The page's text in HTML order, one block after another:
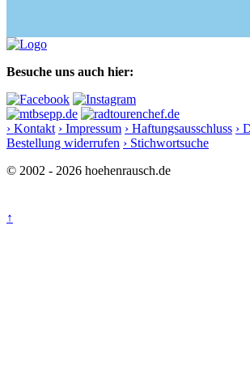
Besuche uns auch hier:
› Kontakt › Impressum › Haftungsausschluss ›
Bestellung widerrufen › Stichwortsuche
© 2002 - 2026 hoehenrausch.de
↑